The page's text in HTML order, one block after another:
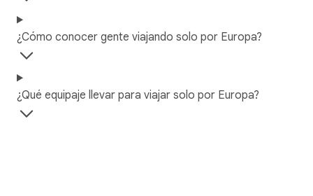
¿Cómo conocer gente viajando solo por Europa?
¿Qué equipaje llevar para viajar solo por Europa?